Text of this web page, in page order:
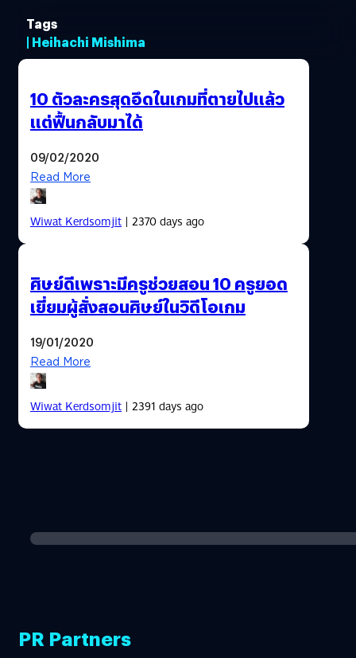
Tags
| Heihachi Mishima
10 ตัวละครสุดอึดในเกมที่ตายไปแล้ว
แต่ฟื้นกลับมาได้
09/02/2020
Read More
Wiwat Kerdsomjit| 2370 days ago
ศิษย์ดีเพราะมีครูช่วยสอน 10 ครูยอด
เยี่ยมผู้สั่งสอนศิษย์ในวิดีโอเกม
19/01/2020
Read More
Wiwat Kerdsomjit| 2391 days ago
PR Partners